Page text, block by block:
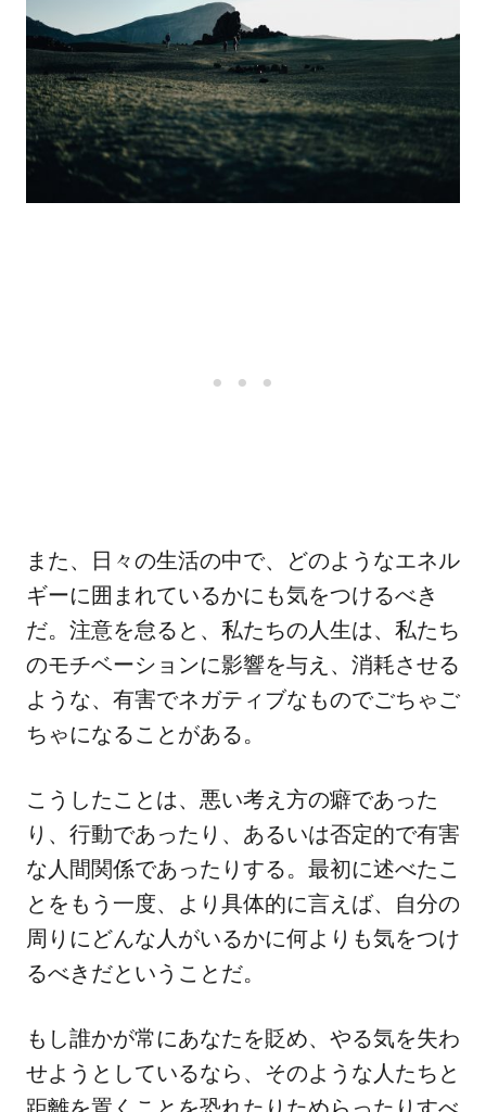
また、日々の生活の中で、どのようなエネル
ギーに囲まれているかにも気をつけるべき
だ。注意を怠ると、私たちの人生は、私たち
のモチベーションに影響を与え、消耗させる
ような、有害でネガティブなものでごちゃご
ちゃになることがある。
こうしたことは、悪い考え方の癖であった
り、行動であったり、あるいは否定的で有害
な人間関係であったりする。最初に述べたこ
とをもう一度、より具体的に言えば、自分の
周りにどんな人がいるかに何よりも気をつけ
るべきだということだ。
もし誰かが常にあなたを貶め、やる気を失わ
せようとしているなら、そのような人たちと
距離を置くことを恐れたりためらったりすべ